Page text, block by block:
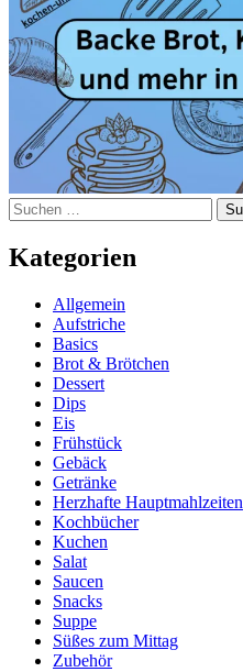
Suchen
nach:
Kategorien
Allgemein
Aufstriche
Basics
Brot & Brötchen
Dessert
Dips
Eis
Frühstück
Gebäck
Getränke
Herzhafte Hauptmahlzeiten
Kochbücher
Kuchen
Salat
Saucen
Snacks
Suppe
Süßes zum Mittag
Zubehör